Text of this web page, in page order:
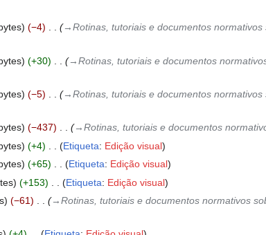
−4 →‎Rotinas, tutoriais e documentos normativos
+30 →‎Rotinas, tutoriais e documentos
−5 →‎Rotinas, tutoriais e documentos normativos
−437
→‎Rotinas, tutoriais e documentos
+4 Etiqueta: Edição visual
+65 Etiqueta: Edição visual
+153 Etiqueta: Edição visual
−61 →‎Rotinas, tutoriais e documentos normativos